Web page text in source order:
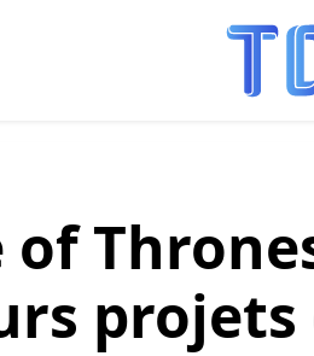
of
projets